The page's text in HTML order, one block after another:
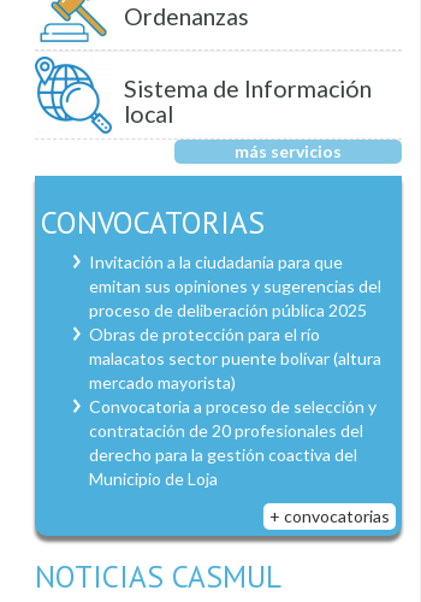
Ordenanzas
Sistema de Información
local
más servicios
CONVOCATORIAS
Invitación a la ciudadanía para que
emitan sus opiniones y sugerencias del
proceso de deliberación pública 2025
Obras de protección para el río
malacatos sector puente bolívar (altura
mercado mayorista)
Convocatoria a proceso de selección y
contratación de 20 profesionales del
derecho para la gestión coactiva del
Municipio de Loja
+ convocatorias
NOTICIAS CASMUL